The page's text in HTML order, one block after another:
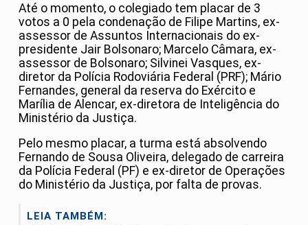
Até o momento, o colegiado tem placar de 3
votos a 0 pela condenação de Filipe Martins, ex-
assessor de Assuntos Internacionais do ex-
presidente Jair Bolsonaro; Marcelo Câmara, ex-
assessor de Bolsonaro; Silvinei Vasques, ex-
diretor da Polícia Rodoviária Federal (PRF); Mário
Fernandes, general da reserva do Exército e
Marília de Alencar, ex-diretora de Inteligência do
Ministério da Justiça.
Pelo mesmo placar, a turma está absolvendo
Fernando de Sousa Oliveira, delegado de carreira
da Polícia Federal (PF) e ex-diretor de Operações
do Ministério da Justiça, por falta de provas.
LEIA TAMBÉM: